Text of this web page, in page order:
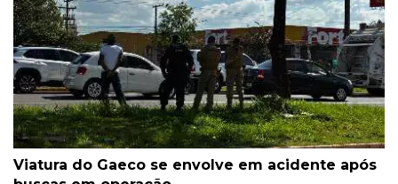
Viatura do Gaeco se envolve em acidente após